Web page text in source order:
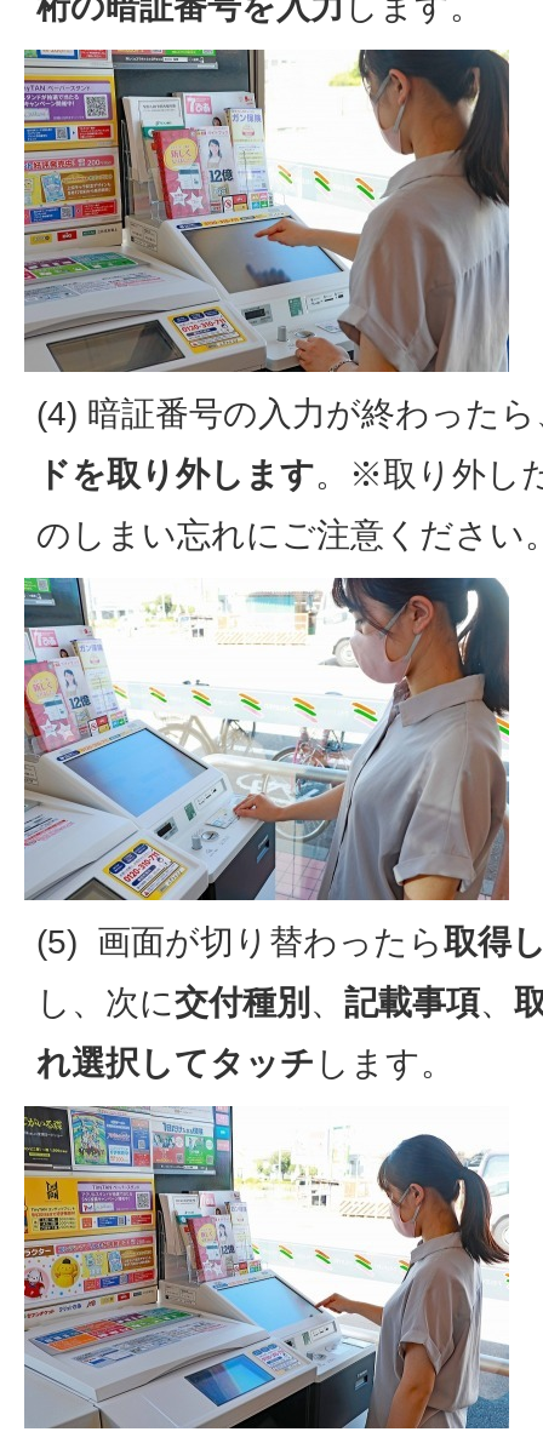
(4) 暗証番号の入力が終わったら
ドを取り外します。※取り外し
のしまい忘れにご注意ください
(5) 画面が切り替わったら取得
し、次に交付種別 、 記載事項、
れ選択してタッチ します。